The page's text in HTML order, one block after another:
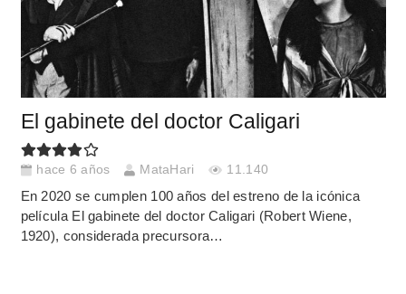
El gabinete del doctor Caligari
hace 6 años MataHari 11.140
En 2020 se cumplen 100 años del estreno de la icónica
película El gabinete del doctor Caligari (Robert Wiene,
1920), considerada precursora…